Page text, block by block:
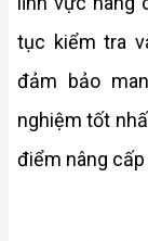
tục kiểm tra
đảm bảo
nghiệm tốt
điểm nâng cấp